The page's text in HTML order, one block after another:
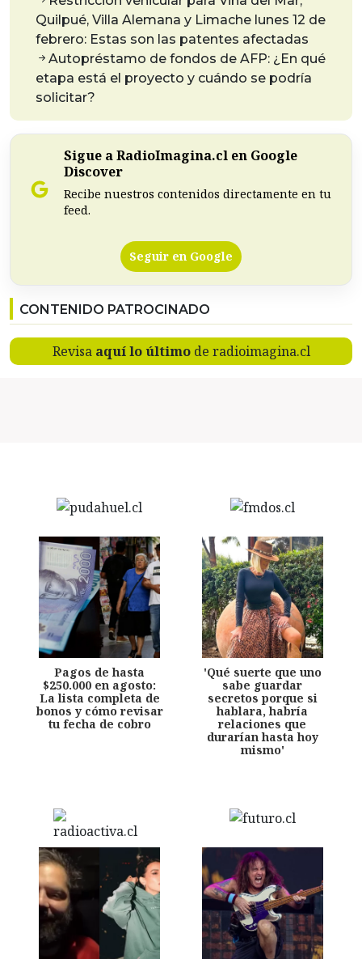
Quilpué, Villa Alemana y Limache lunes 12 de
febrero: Estas son las patentes afectadas
Autopréstamo de fondos de AFP: ¿En qué
etapa está el proyecto y cuándo se podría
solicitar?
Sigue a RadioImagina.cl en Google
Discover
Recibe nuestros contenidos directamente en tu
feed.
Seguir en Google
CONTENIDO PATROCINADO
Revisa aquí lo últimode radioimagina.cl
Pagos de hasta
$250.000 en agosto:
La lista completa de
bonos y cómo revisar
tu fecha de cobro
'Qué suerte que uno
sabe guardar
secretos porque si
hablara, habría
relaciones que
durarían hasta hoy
mismo'